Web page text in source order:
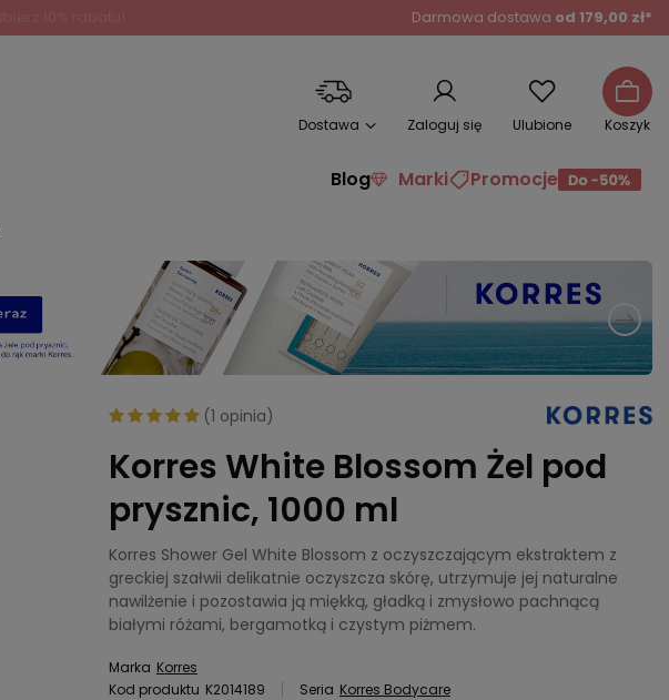
Darmowa dostawa od 179,00 zł*
Dostawa Zaloguj się Ulubione Koszyk
Blog Marki Promocje
(1 opinia)
Korres White Blossom Żel pod
prysznic, 1000 ml
Korres Shower Gel White Blossom z oczyszczającym ekstraktem z
greckiej szałwii delikatnie oczyszcza skórę, utrzymuje jej naturalne
nawilżenie i pozostawia ją miękką, gładką i zmysłowo pachnącą
białymi różami, bergamotką i czystym piżmem.
Marka Korres
Kod produktu K2014189 Seria Korres Bodycare